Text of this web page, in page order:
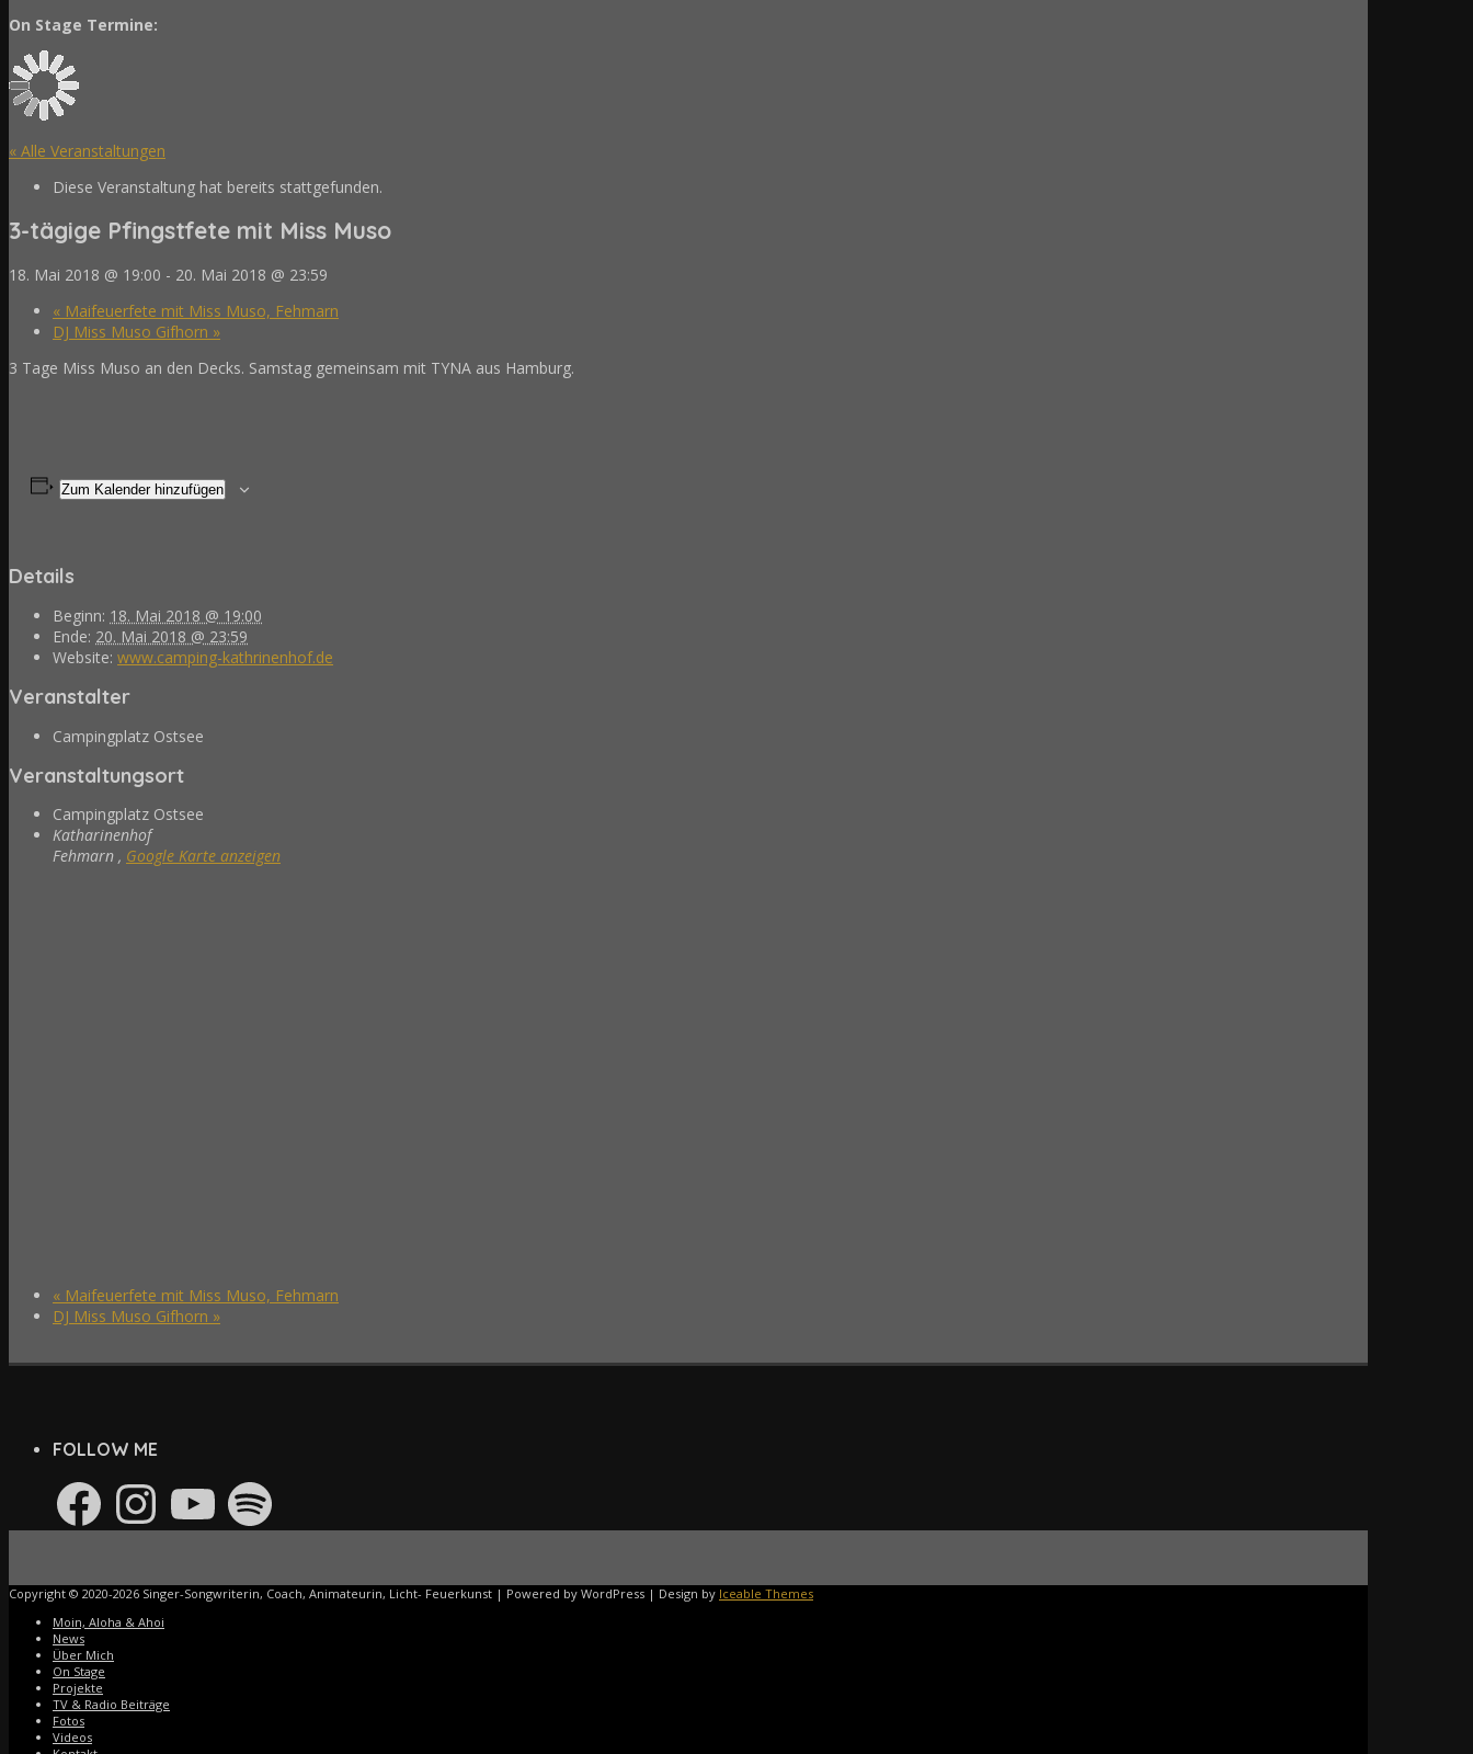
On Stage Termine:
« Alle Veranstaltungen
Diese Veranstaltung hat bereits stattgefunden.
3-tägige Pfingstfete mit Miss Muso
18. Mai 2018 @ 19:00 - 20. Mai 2018 @ 23:59
« Maifeuerfete mit Miss Muso, Fehmarn
DJ Miss Muso Gifhorn »
3 Tage Miss Muso an den Decks. Samstag gemeinsam mit TYNA aus Hamburg.
Zum Kalender hinzufügen
Details
Beginn: 18. Mai 2018 @ 19:00
Ende: 20. Mai 2018 @ 23:59
Website: www.camping-kathrinenhof.de
Veranstalter
Campingplatz Ostsee
Veranstaltungsort
Campingplatz Ostsee
Katharinenhof
Fehmarn , Google Karte anzeigen
« Maifeuerfete mit Miss Muso, Fehmarn
DJ Miss Muso Gifhorn »
FOLLOW ME
FacebookInstagramYouTube Spotify
Copyright © 2020-2026 Singer-Songwriterin, Coach, Animateurin, Licht- Feuerkunst | Powered by WordPress | Design by Iceable Themes
Moin, Aloha & Ahoi
News
Über Mich
On Stage
Projekte
TV & Radio Beiträge
Fotos
Videos